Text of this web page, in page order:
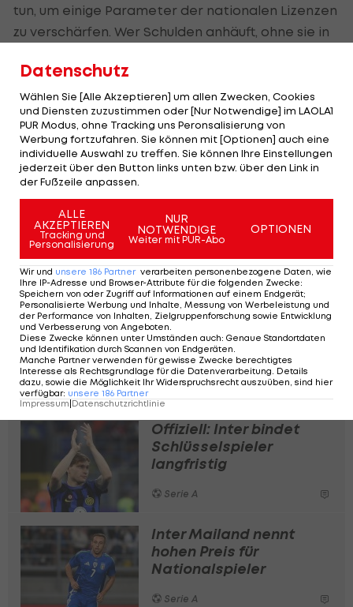
tun, um einige Parameter der nationalen Lizenzen
zu verschärfen. Wer Schulden anhäuft, ohne sie in
Ressourcen, die er nicht hat, und verändert
effektiv die sportliche Wettbewerbsgleichheit."
Denn es gäbe Klubs, welche mit dem Staat
verhandeln würden, wie sie ihre Steuerschulden
begleichen könnten, während andere in einer
"Das kann nicht so bleiben, es kann nicht sein, dass
diejenigen, die keine Mittel haben, weiterhin auf
dem Markt konkurrieren", hielt er fest.
Nach
Eigentümerwechsel:
Inter-Mastermind neuer
Präsident
Serie A
Offiziell: Inter bindet
Schlüsselspieler
langfristig
Serie A
Inter Mailand nennt
hohen Preis für
Nationalspieler
Serie A
Datenschutz
Wählen Sie [Alle Akzeptieren] um allen Zwecken, Cookies
und Diensten zuzustimmen oder [Nur Notwendige] im LAOLA1
PUR Modus, ohne Tracking uns Peronsalisierung von
Werbung fortzufahren. Sie können mit [Optionen] auch eine
individuelle Auswahl zu treffen. Sie können Ihre Einstellungen
jederzeit über den Button links unten bzw. über den Link in
der Fußzeile anpassen.
ALLE
AKZEPTIEREN
Tracking und
Personalisierung
NUR
NOTWENDIGE
Weiter mit PUR-Abo
OPTIONEN
Wir und unsere 186 Partner verarbeiten personenbezogene Daten, wie
Ihre IP-Adresse und Browser-Attribute für die folgenden Zwecke:
Speichern von oder Zugriff auf Informationen auf einem Endgerät;
Personalisierte Werbung und Inhalte, Messung von Werbeleistung und
der Performance von Inhalten, Zielgruppenforschung sowie Entwicklung
und Verbesserung von Angeboten
Diese Zwecke können unter Umständen auch: Genaue Standortdaten
und Identifikation durch Scannen von Endgeräten
Manche Partner verwenden für gewisse Zwecke berechtigtes
Interesse als Rechtsgrundlage für die Datenverarbeitung. Details
dazu, sowie die Möglichkeit Ihr Widerspruchsrecht auszuüben, sind hier
verfügbar: unsere 186 Partner
Impressum|Datenschutzrichtlinie